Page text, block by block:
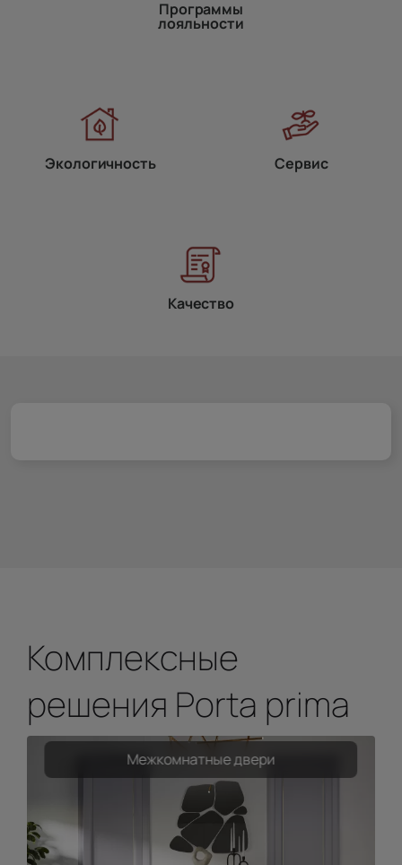
Программы
лояльности
Экологичность Сервис
Качество
Комплексные
решения Porta prima
Межкомнатные двери